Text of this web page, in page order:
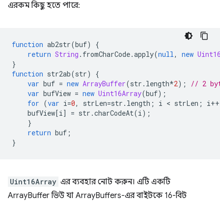
এরকম কিছু হতে পারে:
function ab2str(buf)
{
return String . fromCharCode.apply(null, new
}
function str2ab(str)
{
var buf = new ArrayBuffer(str . length*2);
// 2
var bufView = new Uint16Array(buf);
for (var i=0, strLen=str . length ; i < strLen ; i++
bufView[i] = str .charCodeAt(i);
}
return buf ;
}
Uint16Array এর ব্যবহার নোট করুন। এটি একটি
ArrayBuffer ভিউ যা ArrayBuffers-এর বাইটকে 16-বিট